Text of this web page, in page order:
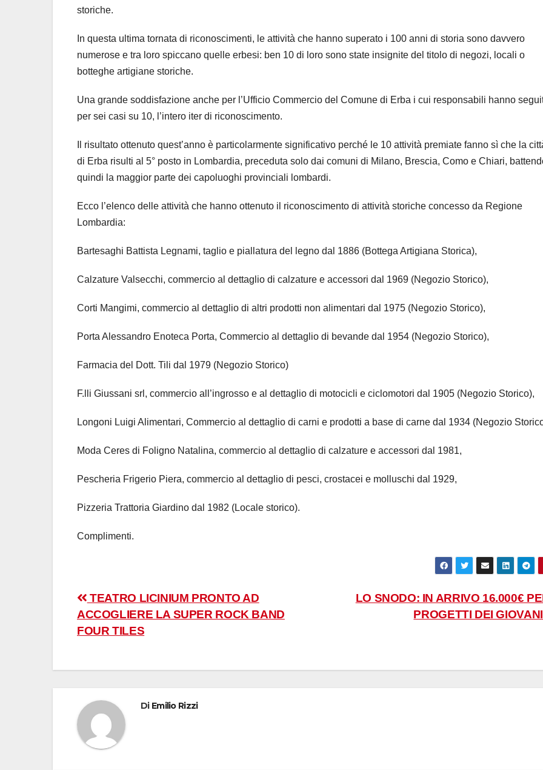
storiche.
In questa ultima tornata di riconoscimenti, le attività che hanno superato i 100 anni di storia sono davvero
numerose e tra loro spiccano quelle erbesi: ben 10 di loro sono state insignite del titolo di negozi, locali o
botteghe artigiane storiche.
Una grande soddisfazione anche per l’Ufficio Commercio del Comune di Erba i cui responsabili hanno
per sei casi su 10, l’intero iter di riconoscimento.
Il risultato ottenuto quest’anno è particolarmente significativo perché le 10 attività premiate fanno sì che la
di Erba risulti al 5° posto in Lombardia, preceduta solo dai comuni di Milano, Brescia, Como e Chiari,
quindi la maggior parte dei capoluoghi provinciali lombardi.
Ecco l’elenco delle attività che hanno ottenuto il riconoscimento di attività storiche concesso da Regione
Lombardia:
Bartesaghi Battista Legnami, taglio e piallatura del legno dal 1886 (Bottega Artigiana Storica),
Calzature Valsecchi, commercio al dettaglio di calzature e accessori dal 1969 (Negozio Storico),
Corti Mangimi, commercio al dettaglio di altri prodotti non alimentari dal 1975 (Negozio Storico),
Porta Alessandro Enoteca Porta, Commercio al dettaglio di bevande dal 1954 (Negozio Storico),
Farmacia del Dott. Tili dal 1979 (Negozio Storico)
F.lli Giussani srl, commercio all’ingrosso e al dettaglio di motocicli e ciclomotori dal 1905 (Negozio Storico),
Longoni Luigi Alimentari, Commercio al dettaglio di carni e prodotti a base di carne dal 1934 (Negozio
Moda Ceres di Foligno Natalina, commercio al dettaglio di calzature e accessori dal 1981,
Pescheria Frigerio Piera, commercio al dettaglio di pesci, crostacei e molluschi dal 1929,
Pizzeria Trattoria Giardino dal 1982 (Locale storico).
Complimenti.
Navigazione
articoli
LO SNODO: IN ARRIVO 16.000€
PROGETTI DEI
TEATRO LICINIUM PRONTO AD
ACCOGLIERE LA SUPER ROCK BAND
FOUR TILES
Di Emilio Rizzi